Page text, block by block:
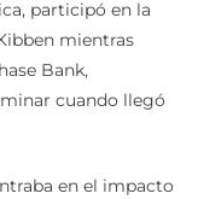
participó en la
mientras
Bank,
cuando llegó
en el impacto